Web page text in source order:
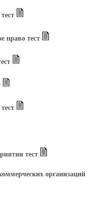
право тест
тест
организаций